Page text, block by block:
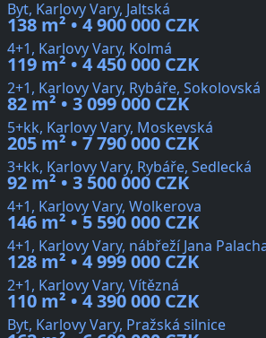
Byt, Karlovy Vary, Jaltská
138 m² • 4 900 000 CZK
4+1, Karlovy Vary, Kolmá
119 m² • 4 450 000 CZK
2+1, Karlovy Vary, Rybáře, Sokolovská
82 m² • 3 099 000 CZK
5+kk, Karlovy Vary, Moskevská
205 m² • 7 790 000 CZK
3+kk, Karlovy Vary, Rybáře, Sedlecká
92 m² • 3 500 000 CZK
4+1, Karlovy Vary, Wolkerova
146 m² • 5 590 000 CZK
4+1, Karlovy Vary, nábřeží Jana
128 m² • 4 999 000 CZK
2+1, Karlovy Vary, Vítězná
110 m² • 4 390 000 CZK
Byt, Karlovy Vary, Pražská silnice